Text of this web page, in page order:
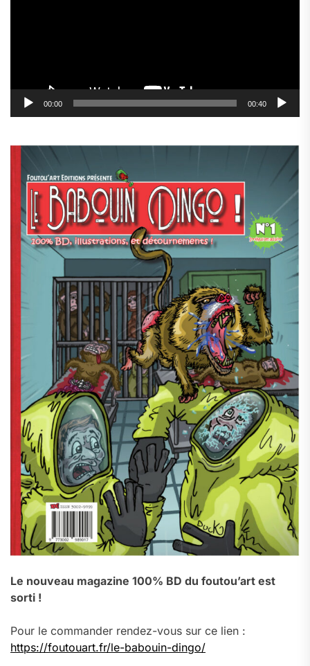
00:00 00:40
Le nouveau magazine 100% BD du foutou’art est
sorti !
Pour le commander rendez-vous sur ce lien :
https://foutouart.fr/le-babouin-dingo/